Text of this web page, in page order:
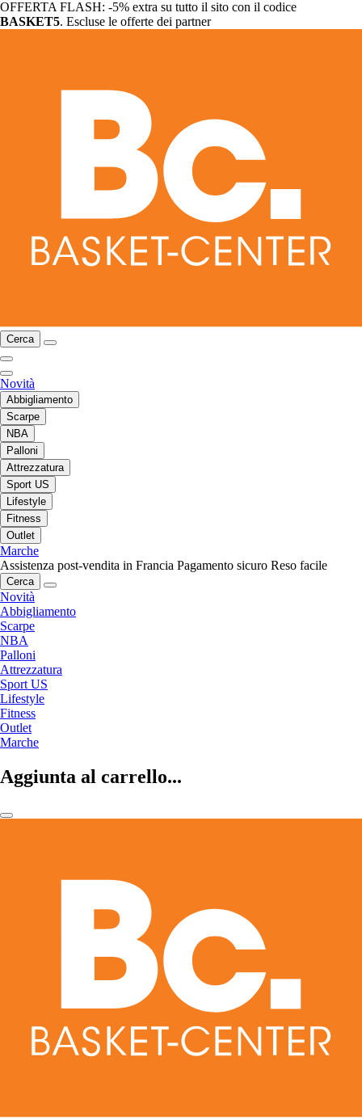
OFFERTA FLASH: -5% extra su tutto il sito con il codice
BASKET5. Escluse le offerte dei partner
Cerca
Novità
Abbigliamento
Scarpe
NBA
Palloni
Attrezzatura
Sport US
Lifestyle
Fitness
Outlet
Marche
Assistenza post-vendita in Francia Pagamento sicuro Reso facile
Cerca
Novità
Abbigliamento
Scarpe
NBA
Palloni
Attrezzatura
Sport US
Lifestyle
Fitness
Outlet
Marche
Aggiunta al carrello...